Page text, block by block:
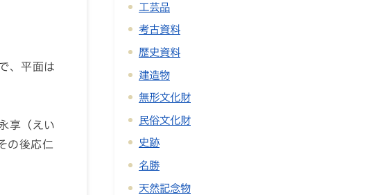
、平面は
享（えい
の後応仁
工芸品
考古資料
歴史資料
建造物
無形文化財
民俗文化財
史跡
名勝
天然記念物